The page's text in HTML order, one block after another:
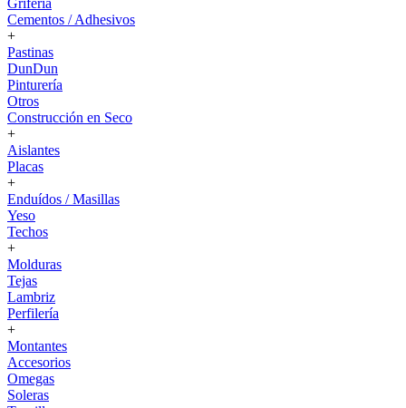
Grifería
Cementos / Adhesivos
+
Pastinas
DunDun
Pinturería
Otros
Construcción en Seco
+
Aislantes
Placas
+
Enduídos / Masillas
Yeso
Techos
+
Molduras
Tejas
Lambriz
Perfilería
+
Montantes
Accesorios
Omegas
Soleras